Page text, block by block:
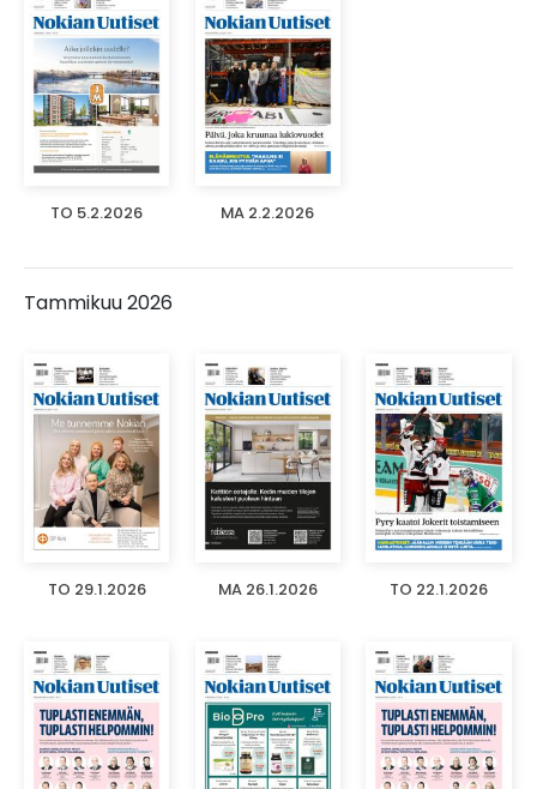
TO 5.2.2026 MA 2.2.2026
Tammikuu 2026
TO 29.1.2026 MA 26.1.2026 TO 22.1.2026